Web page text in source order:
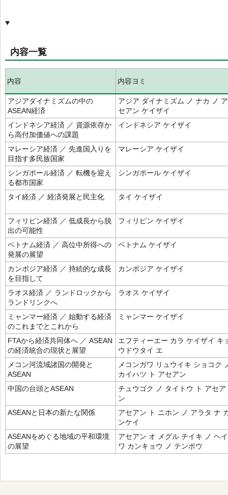
内容一覧
内容 内容ヨミ
アジアダイナミズムの中の
ASEAN経済
アジア ダイナミズム ノ ナカ ノ ア
セアン ケイザイ
インドネシア経済 ／ 資源依存か
ら高付加価値への課題
インドネシア ケイザイ
マレーシア経済 ／ 先進国入りを
目指す多民族国家
マレーシア ケイザイ
シンガポール経済 ／ 転機を迎え
る都市国家
シンガポール ケイザイ
タイ経済 ／ 経済発展と民主化 タイ ケイザイ
フィリピン経済 ／ 低成長から脱
出の可能性
フィリピン ケイザイ
ベトナム経済 ／ 高位中所得への
発展の展望
ベトナム ケイザイ
カンボジア経済 ／ 持続的な成長
を目指して
カンボジア ケイザイ
ラオス経済 ／ ランドロックから
ランドリンクへ
ラオス ケイザイ
ミャンマー経済 ／ 始動する経済
のこれまでとこれから
ミャンマー ケイザイ
FTAから経済共同体へ ／ ASEAN
の経済統合の現状と展望
エフティーエー カラ ケイザイ キ
ウドウタイ エ
メコン河流域諸国の開発と
ASEAN
メコンガワ リュウイキ ショコク
カイハツ ト アセアン
中国の台頭とASEAN
チュウゴク ノ タイトウ ト アセア
ン
ASEANと日本の新たな関係
アセアン ト ニホン ノ アラタ ナ
ンケイ
ASEANをめぐる地域の平和環境
の展望
アセアン オ メグル チイキ ノ ヘイ
ワ カンキョウ ノ テンボウ